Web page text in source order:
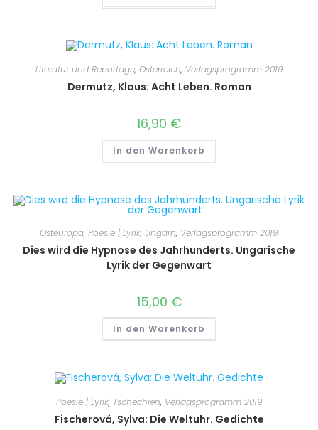
Literatur und Reportage, Österreich, Verlagsprogramm 2019
Dermutz, Klaus: Acht Leben. Roman
16,90 €
In den Warenkorb
Osteuropa, Poesie | Lyrik, Ungarn, Verlagsprogramm 2019
Dies wird die Hypnose des Jahrhunderts. Ungarische
Lyrik der Gegenwart
15,00 €
In den Warenkorb
Poesie | Lyrik, Tschechien, Verlagsprogramm 2019
Fischerová, Sylva: Die Weltuhr. Gedichte